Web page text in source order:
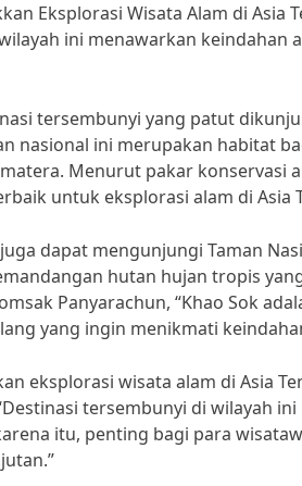
Eksplorasi Wisata Alam di Asia
ini menawarkan keindahan
tersembunyi yang patut
nasional ini merupakan habitat
Menurut pakar konservasi
untuk eksplorasi alam di Asia
dapat mengunjungi Taman
hutan hujan tropis
Panyarachun, “Khao Sok
yang ingin menikmati
eksplorasi wisata alam di Asia
tersembunyi di wilayah
itu, penting bagi para